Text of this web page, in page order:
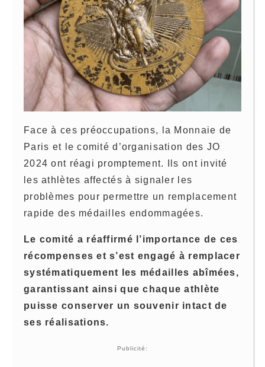
Face à ces préoccupations, la Monnaie de
Paris et le comité d’organisation des JO
2024 ont réagi promptement. Ils ont invité
les athlètes affectés à signaler les
problèmes pour permettre un remplacement
rapide des médailles endommagées.
Le comité a réaffirmé l’importance de ces
récompenses et s’est engagé à remplacer
systématiquement les médailles abîmées,
garantissant ainsi que chaque athlète
puisse conserver un souvenir intact de
ses réalisations.
Publicité: